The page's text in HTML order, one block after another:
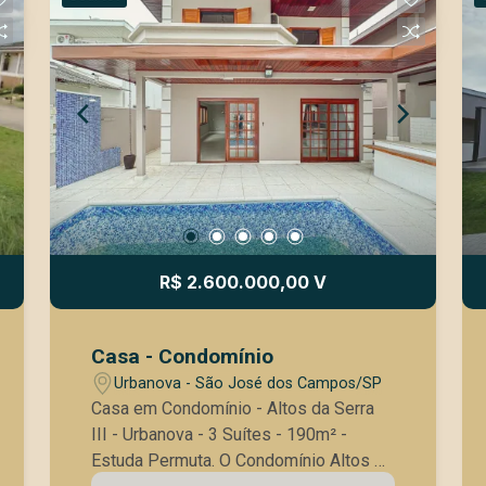
proximidade com importantes pontos
da cidade. Não perca essa
oportunidade de investir em um espaço
completo e bem localizado para o seu
consultório. Entre em contato conosco
e agende uma visita!
não apenas uma casa, mas um legado
de conforto e sofisticação para a
família. O Terreno: Potencial
Arquitetônico e Vista Privilegiada Com
uma área generosa de 541 m², este
terreno oferece as características
ideais para quem busca um projeto
autoral e imponente. Diferenciais
Técnicos Topografia em Leve Declive:
Essa característica é altamente
a criação de projetos em níveis,
lazer com borda infinita, aproveitando
melhor o espaço. Vista Definitiva: O
posicionamento do terreno garante uma
linda vista para o pôr do sol, um
diferencial que agrega valor imediato
ao imóvel e proporciona um cenário
R$ 2.600.000,00 V
Casa - Condomínio
Urbanova - São José dos Campos/SP
Casa em Condomínio - Altos da Serra
III - Urbanova - 3 Suítes - 190m² -
Estuda Permuta. O Condomínio Altos da